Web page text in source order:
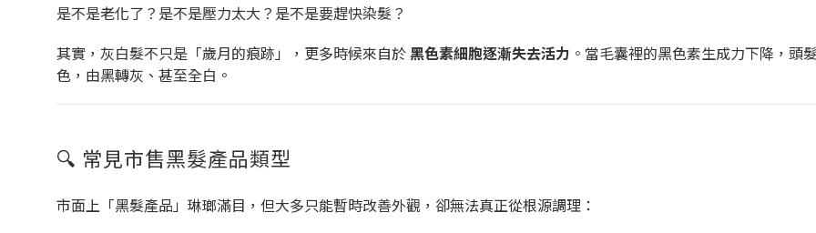
是不是老化了？是不是壓力太大？是不是要趕快染髮？
其實，灰白髮不只是「歲月的痕跡」，更多時候來自於黑色素細胞逐漸失去活力 。當毛囊裡的黑色素生成力下降，頭
色，由黑轉灰、甚至全白。
🔍 常見市售黑髮產品類型
市面上「黑髮產品」琳瑯滿目，但大多只能暫時改善外觀，卻無法真正從根源調理：